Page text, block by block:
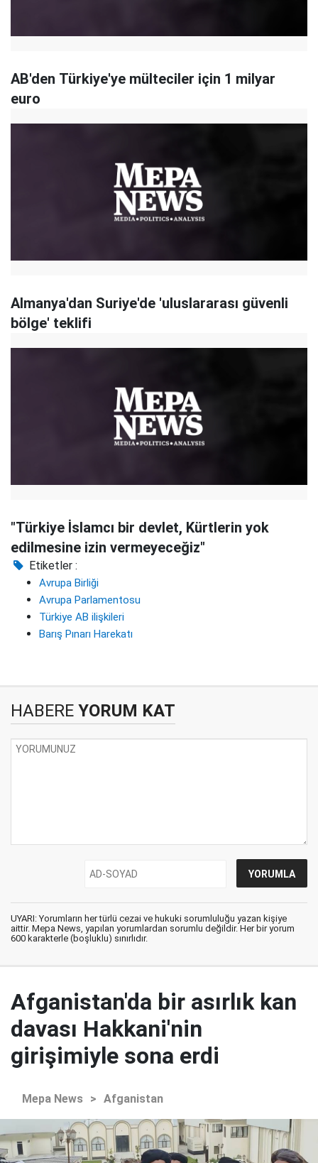
AB'den Türkiye'ye mülteciler için 1 milyar
euro
Almanya'dan Suriye'de 'uluslararası güvenli
bölge' teklifi
"Türkiye İslamcı bir devlet, Kürtlerin yok
edilmesine izin vermeyeceğiz"
Etiketler :
Avrupa Birliği
Avrupa Parlamentosu
Türkiye AB ilişkileri
Barış Pınarı Harekatı
HABERE YORUM KAT
UYARI: Yorumların her türlü cezai ve hukuki sorumluluğu yazan kişiye
aittir. Mepa News, yapılan yorumlardan sorumlu değildir. Her bir yorum
600 karakterle (boşluklu) sınırlıdır.
Afganistan'da bir asırlık kan
davası Hakkani'nin
girişimiyle sona erdi
Mepa News > Afganistan